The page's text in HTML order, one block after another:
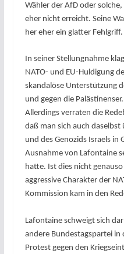
Wähler der AfD oder
eher nicht erreicht. Seine
her eher ein glatter Fehlgriff.
In seiner Stellungnahme
NATO- und EU-Huldigung
skandalöse Unterstützung
und gegen die
Allerdings verraten die
daß man sich auch daselbst
und des Genozids Israels
Ausnahme von Lafontaine
hatte. Ist dies nicht
aggressive Charakter der
Kommission kam in den
Lafontaine schweigt sich
andere Bundestagspartei
Protest gegen den